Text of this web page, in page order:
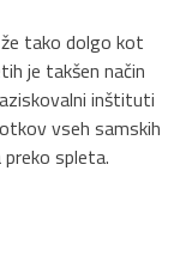
tako dolgo kot
je takšen način
inštituti
vseh samskih
spleta.